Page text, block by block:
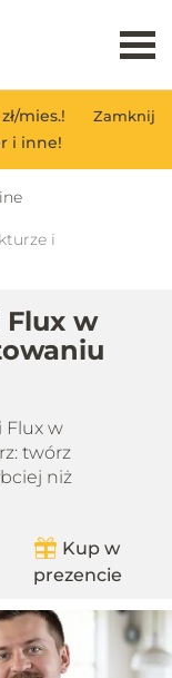
Zamknij
mies.!
i inne!
i
Flux w
Flux w
twórz
niż
Kup w
prezencie